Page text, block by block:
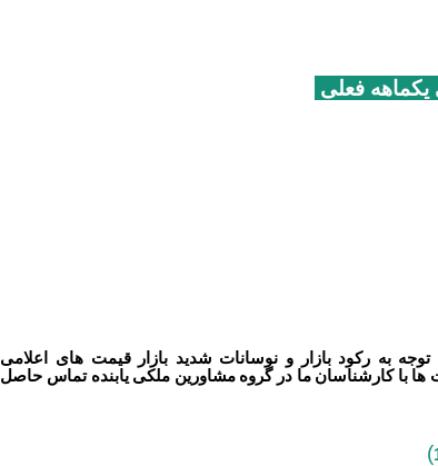
توجه به رکود بازار و نوسانات شدید بازار قیمت های اعلامی
با کارشناسان ما در گروه مشاورین ملکی یابنده تماس حاصل
)